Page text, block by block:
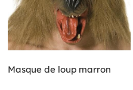
Masque de loup marron